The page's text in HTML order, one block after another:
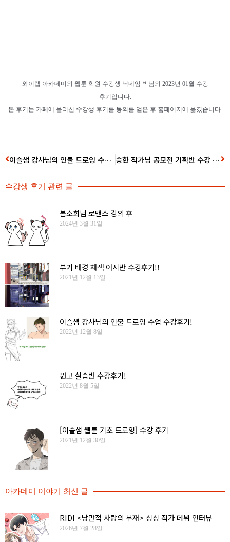
와이랩 아카데미의 웹툰 학원 수강생 닉네임 박님의 2023년 01월 수강
후기입니다.
본 후기는 카페에 올리신 수강생 후기를 동의를 얻은 후 홈페이지에 옮겼습니다.
이슬샘 강사님의 인물 드로잉 수업 수강후기! 승한 작가님 공모전 기획반 수강 후기
수강생 후기 관련 글
봄소희님 로맨스 강의 후
2024년 3월 31일
부기 배경 채색 어시반 수강후기!!
2021년 12월 13일
이슬샘 강사님의 인물 드로잉 수업 수강후기!
2022년 12월 8일
원고 실습반 수강후기!
2022년 8월 5일
[이슬샘 웹툰 기초 드로잉] 수강 후기
2021년 12월 30일
아카데미 이야기 최신 글
RIDI <낭만적 사랑의 부재> 싱싱 작가 데뷔 인터뷰
2026년 7월 28일